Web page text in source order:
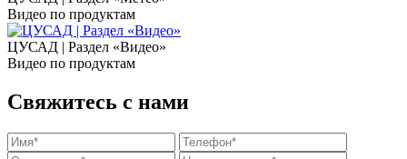
Видео по продуктам
ЦУСАД | Раздел «Видео»
Видео по продуктам
Свяжитесь с нами